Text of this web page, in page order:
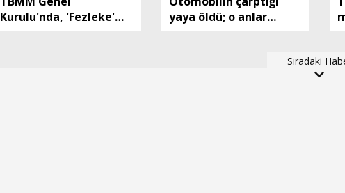
Kurulu'nda, 'Fezleke'
yaya öldü; o anlar
Sıradaki